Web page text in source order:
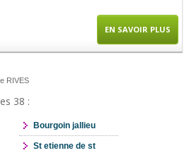
EN SAVOIR PLUS
RIVES
38 :
Bourgoin jallieu
St etienne de st